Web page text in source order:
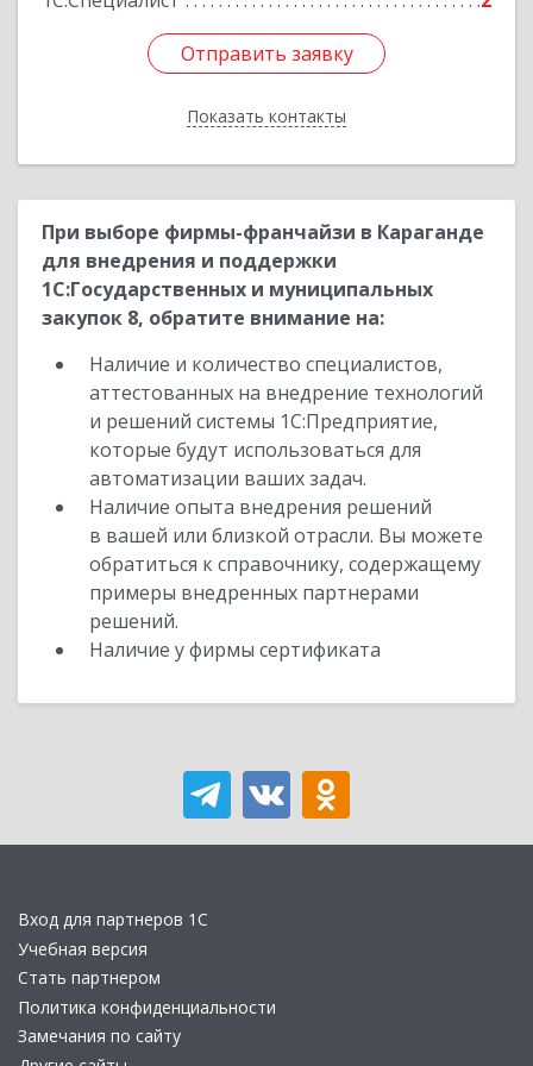
Отправить заявку
Показать контакты
Отправить заявку
Назад
При выборе фирмы-франчайзи в Караганде
для внедрения и поддержки
1С:Государственных и муниципальных
закупок 8, обратите внимание на:
Наличие и количество специалистов,
аттестованных на внедрение технологий
и решений системы 1С:Предприятие,
которые будут использоваться для
автоматизации ваших задач.
Наличие опыта внедрения решений
в вашей или близкой отрасли. Вы можете
обратиться к справочнику, содержащему
примеры внедренных партнерами
решений.
Наличие у фирмы сертификата
Вход для партнеров 1С
Учебная версия
Стать партнером
Политика конфиденциальности
Замечания по сайту